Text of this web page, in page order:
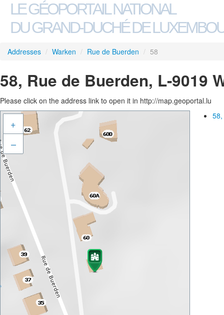
LE GÉOPORTAIL NATIONAL
DU GRAND-DUCHÉ DE
Addresses / Warken / Rue de Buerden / 58
58, Rue de Buerden, L-9019
Please click on the address link to open it in http://map.geoportal.lu
+
–